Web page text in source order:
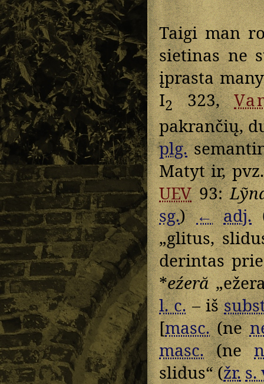
Taigi man
sietinas ne
įprasta
I2323,
pakrančių,
plg.
Matyt ir,
UEV93:
sg.)← adj.
„glitus,
derintas
*eźeră
l. c.– iš
[masc.(ne
masc.(ne
slidus“ (žr.s.